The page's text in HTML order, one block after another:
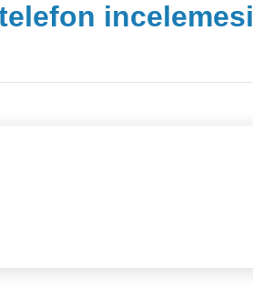
incelemesi